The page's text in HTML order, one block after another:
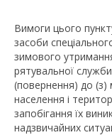
Вимоги цього
засоби
зимового
рятувальної служби
(повернення) до (з)
населення і
запобігання їх
надзвичайних